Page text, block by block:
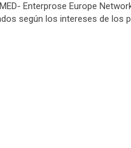
Enterprose Europe
según los intereses de